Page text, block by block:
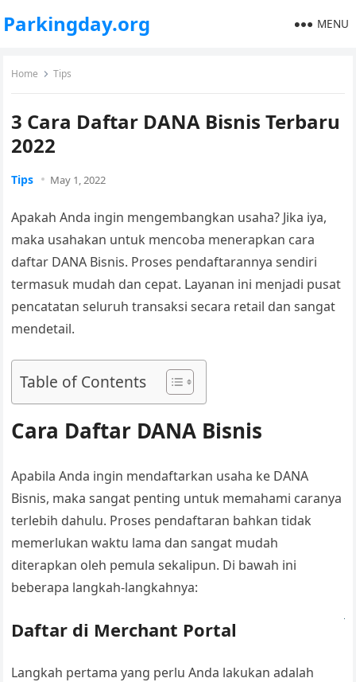
Parkingday.org MENU
Home Tips
3 Cara Daftar DANA Bisnis Terbaru
2022
Tips May 1, 2022
Apakah Anda ingin mengembangkan usaha? Jika iya,
maka usahakan untuk mencoba menerapkan cara
daftar DANA Bisnis. Proses pendaftarannya sendiri
termasuk mudah dan cepat. Layanan ini menjadi pusat
pencatatan seluruh transaksi secara retail dan sangat
mendetail.
Table of Contents
Cara Daftar DANA Bisnis
Apabila Anda ingin mendaftarkan usaha ke DANA
Bisnis, maka sangat penting untuk memahami caranya
terlebih dahulu. Proses pendaftaran bahkan tidak
memerlukan waktu lama dan sangat mudah
diterapkan oleh pemula sekalipun. Di bawah ini
beberapa langkah-langkahnya:
Daftar di Merchant Portal
Langkah pertama yang perlu Anda lakukan adalah